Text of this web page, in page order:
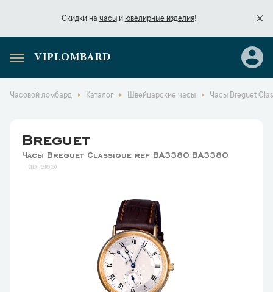
Скидки на часыи ювелирные изделия!
Скидки начасы
VIPLOMBARD
Часовой ломбард Каталог Швейцарские часы Часы Breguet
Breguet
Часы Breguet Classique ref BA3380 BA3380
5183